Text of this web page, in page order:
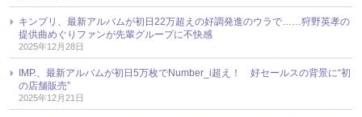
キンプリ、最新アルバムが初日22万超えの好調発進のウラで……狩野英孝の
提供曲めぐりファンが先輩グループに不快感
2025年12月28日
IMP.、最新アルバムが初日5万枚でNumber_i超え！ 好セールスの背景に“初
の店舗販売”
2025年12月21日